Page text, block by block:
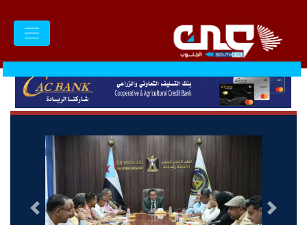
التالى السابق